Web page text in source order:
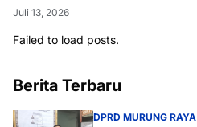
Juli 13, 2026
Failed to load posts.
Berita Terbaru
DPRD MURUNG RAYA